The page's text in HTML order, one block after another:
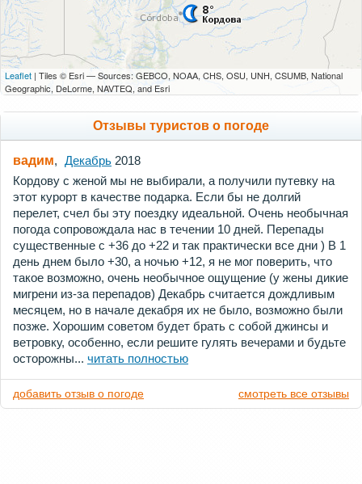
Leaflet | Tiles © Esri — Sources: GEBCO, NOAA, CHS, OSU, UNH, CSUMB, National
Geographic, DeLorme, NAVTEQ, and Esri
Отзывы туристов о погоде
вадим, Декабрь 2018
Кордову с женой мы не выбирали, а получили путевку на
этот курорт в качестве подарка. Если бы не долгий
перелет, счел бы эту поездку идеальной. Очень необычная
погода сопровождала нас в течении 10 дней. Перепады
существенные с +36 до +22 и так практически все дни ) В 1
день днем было +30, а ночью +12, я не мог поверить, что
такое возможно, очень необычное ощущение (у жены дикие
мигрени из-за перепадов) Декабрь считается дождливым
месяцем, но в начале декабря их не было, возможно были
позже. Хорошим советом будет брать с собой джинсы и
ветровку, особенно, если решите гулять вечерами и будьте
осторожны... читать полностью
добавить отзыв о погоде смотреть все отзывы